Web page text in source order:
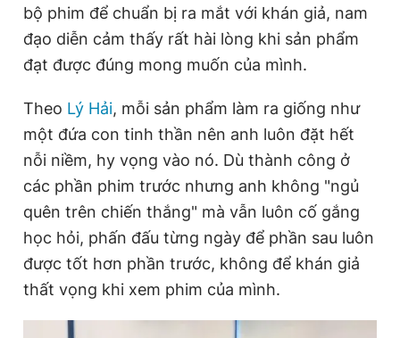
Phó tổng biên tập thường trực: Hải Thành
Phó tổng biên tập: Lâm Hiếu Dũng
Phó tổng biên tập: Trần Việt Hưng
Tổng thư ký tòa soạn: Đức Trung
© 2003-2026 Bản quyền thuộc về Báo Thanh Niên. Cấm sao
chép dưới mọi hình thức nếu không có sự chấp thuận bằng văn
bản. Phát triển bởi ePi Technologies, JSC.
bộ phim để chuẩn bị ra mắt với khán giả, nam
đạo diễn cảm thấy rất hài lòng khi sản phẩm
đạt được đúng mong muốn của mình.
Theo Lý Hải, mỗi sản phẩm làm ra giống như
một đứa con tinh thần nên anh luôn đặt hết
nỗi niềm, hy vọng vào nó. Dù thành công ở
các phần phim trước nhưng anh không "ngủ
quên trên chiến thắng" mà vẫn luôn cố gắng
học hỏi, phấn đấu từng ngày để phần sau luôn
được tốt hơn phần trước, không để khán giả
thất vọng khi xem phim của mình.